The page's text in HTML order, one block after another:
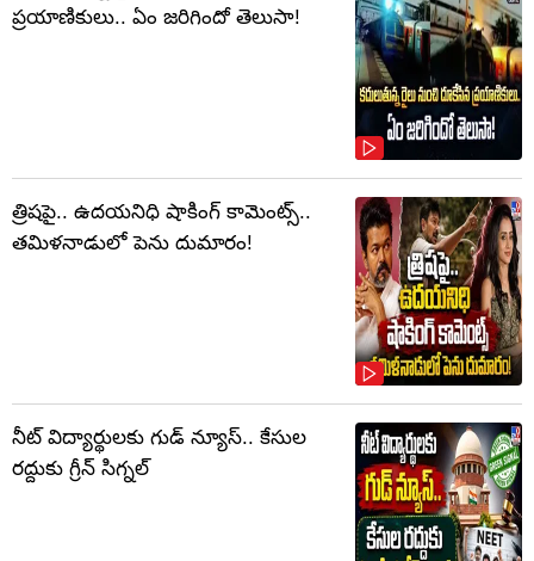
ప్రయాణికులు.. ఏం జరిగిందో తెలుసా!
త్రిషపై.. ఉదయనిధి షాకింగ్‌ కామెంట్స్‌..
తమిళనాడులో పెను దుమారం!
నీట్ విద్యార్థులకు గుడ్ న్యూస్.. కేసుల
రద్దుకు గ్రీన్ సిగ్నల్